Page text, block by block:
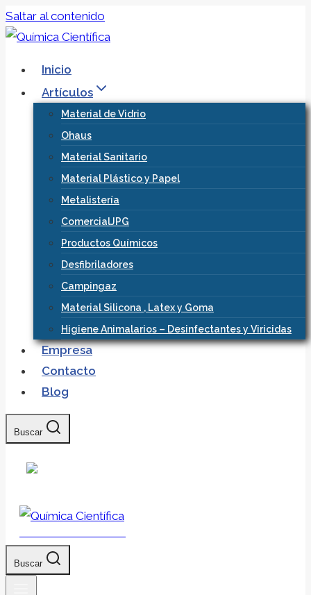
Saltar al contenido
Inicio
Artículos
Material de Vidrio
Ohaus
Material Sanitario
Material Plástico y Papel
Metalistería
ComercialJPG
Productos Químicos
Desfibriladores
Campingaz
Material Silicona , Latex y Goma
Higiene Animalarios – Desinfectantes y Viricidas
Empresa
Contacto
Blog
Buscar
Buscar